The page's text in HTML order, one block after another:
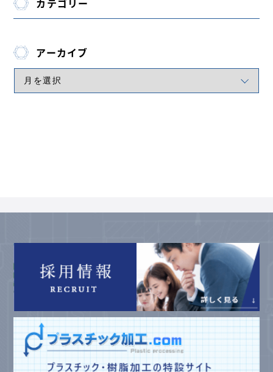
カテゴリー
アーカイブ